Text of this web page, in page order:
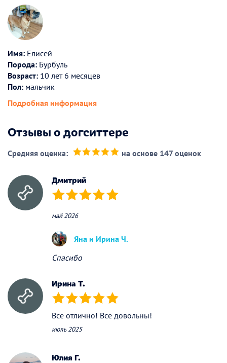
Имя: Елисей
Порода: Бурбуль
Возраст: 10 лет 6 месяцев
Пол: мальчик
Подробная информация
Отзывы о догситтере
Средняя оценка: на основе 147 оценок
Дмитрий
(*) (*) (*) (*) (*)
май 2026
Яна и Ирина Ч.
Спасибо
Ирина Т.
(*) (*) (*) (*) (*)
Все отлично! Все довольны!
июль 2025
Юлия Г.